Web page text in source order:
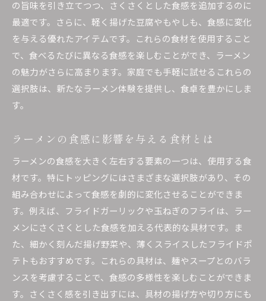
の旨味を引き立てつつ、さくさくとした食感を追加するのに
最適です。さらに、軽く揚げた豆腐やもやしも、食感に変化
を与える優れたアイテムです。これらの食材を使用すること
で、食べるたびに異なる食感を楽しむことができ、ラーメン
の魅力がさらに高まります。家庭でも手軽に試せるこれらの
選択肢は、新たなラーメン体験を提供し、食卓を豊かにしま
す。
ラーメンの食感に影響を与える食材とは
ラーメンの食感を大きく左右する要素の一つは、使用する食
材です。特にトッピングにはさまざまな選択肢があり、その
組み合わせによって食感を劇的に変化させることができま
す。例えば、フライドガーリックや玉ねぎのフライは、ラー
メンにさくさくとした食感を加える代表的な具材です。ま
た、細かく刻んだ揚げ野菜や、薄くスライスしたフライドポ
テトもおすすめです。これらの具材は、麺やスープとのバラ
ンスを考慮することで、食感の多様性を楽しむことができま
す。さくさく感を引き出すには、具材の揚げ方や切り方にも